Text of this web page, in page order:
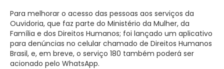
Para melhorar o acesso das pessoas aos serviços da
Ouvidoria, que faz parte do Ministério da Mulher, da
Família e dos Direitos Humanos; foi lançado um aplicativo
para denúncias no celular chamado de Direitos Humanos
Brasil, e, em breve, o serviço 180 também poderá ser
acionado pelo WhatsApp.